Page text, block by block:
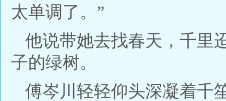
太单调了。”
他说带她去找春天，千里
子的绿树。
傅岑川轻轻仰头深凝着千